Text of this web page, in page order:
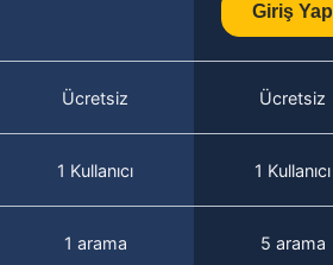
Giriş Yap
Ücretsiz Ücretsiz
1 Kullanıcı 1 Kullanıcı
1 arama 5 arama